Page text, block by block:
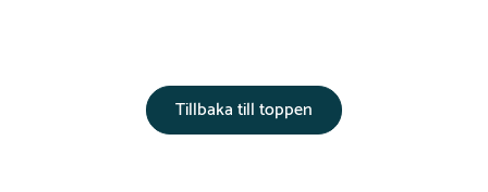
Tillbaka till toppen